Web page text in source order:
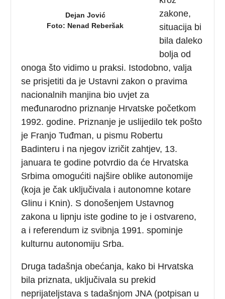
Dejan Jović
Foto: Nenad Reberšak
zakone,
situacija bi
bila daleko
bolja od
onoga što vidimo u praksi. Istodobno, valja
se prisjetiti da je Ustavni zakon o pravima
nacionalnih manjina bio uvjet za
međunarodno priznanje Hrvatske početkom
1992. godine. Priznanje je uslijedilo tek pošto
je Franjo Tuđman, u pismu Robertu
Badinteru i na njegov izričit zahtjev, 13.
januara te godine potvrdio da će Hrvatska
Srbima omogućiti najšire oblike autonomije
(koja je čak uključivala i autonomne kotare
Glinu i Knin). S donošenjem Ustavnog
zakona u lipnju iste godine to je i ostvareno,
a i referendum iz svibnja 1991. spominje
kulturnu autonomiju Srba.
Druga tadašnja obećanja, kako bi Hrvatska
bila priznata, uključivala su prekid
neprijateljstava s tadašnjom JNA (potpisan u